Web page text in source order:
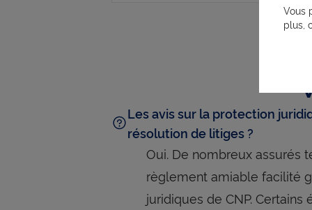
Les avis sur la protection
résolution de litiges ?
Oui. De nombreux assurés
règlement amiable facilité
juridiques de CNP.
Vous
plus,